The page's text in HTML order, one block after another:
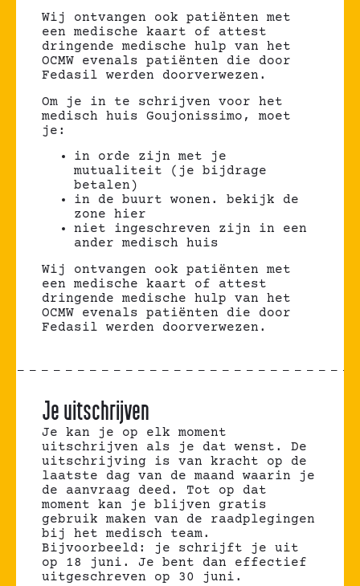
Wij ontvangen ook patiënten met
een medische kaart of attest
dringende medische hulp van het
OCMW evenals patiënten die door
Fedasil werden doorverwezen.
Om je in te schrijven voor het
medisch huis Goujonissimo, moet
je:
in orde zijn met je
mutualiteit (je bijdrage
betalen)
in de buurt wonen. bekijk de
zone hier
niet ingeschreven zijn in een
ander medisch huis
Wij ontvangen ook patiënten met
een medische kaart of attest
dringende medische hulp van het
OCMW evenals patiënten die door
Fedasil werden doorverwezen.
Je uitschrijven
Je kan je op elk moment
uitschrijven als je dat wenst. De
uitschrijving is van kracht op de
laatste dag van de maand waarin je
de aanvraag deed. Tot op dat
moment kan je blijven gratis
gebruik maken van de raadplegingen
bij het medisch team.
Bijvoorbeeld: je schrijft je uit
op 18 juni. Je bent dan effectief
uitgeschreven op 30 juni.